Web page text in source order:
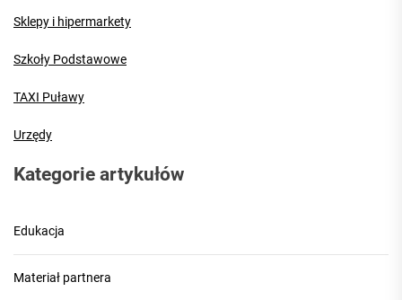
Sklepy i hipermarkety
Szkoły Podstawowe
TAXI Puławy
Urzędy
Kategorie artykułów
Edukacja
Materiał partnera